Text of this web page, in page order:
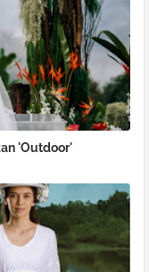
'Outdoor'